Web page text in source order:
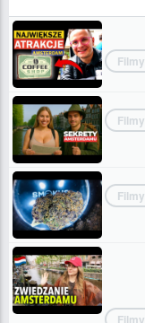
Filmy
Filmy
Filmy
Filmy